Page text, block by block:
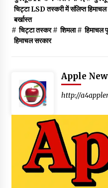
चिट्टा LSD तस्करी में संलिप्त
बर्खास्त
# चिट्टा तस्कर# शिमला# हिमाचल
हिमाचल सरकार
Apple
http://